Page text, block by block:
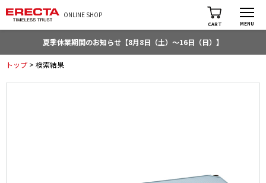
ONLINE SHOP
CART MENU
夏季休業期間のお知らせ【8月8日（土）～16日（日）】
トップ > 検索結果